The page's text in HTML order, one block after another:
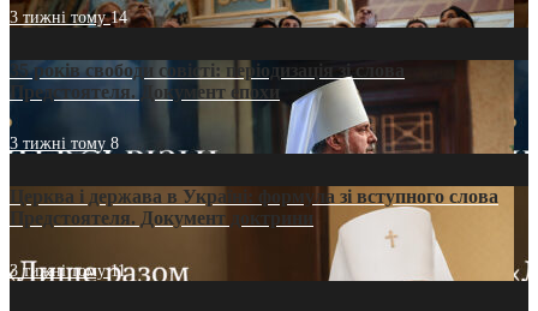
3 тижні тому14
35 років свободи совісті: періодизація зі слова
Предстоятеля. Документ епохи
3 тижні тому 8
Церква і держава в Україні: формула зі вступного слова
Предстоятеля. Документ доктрини
3 тижні тому11